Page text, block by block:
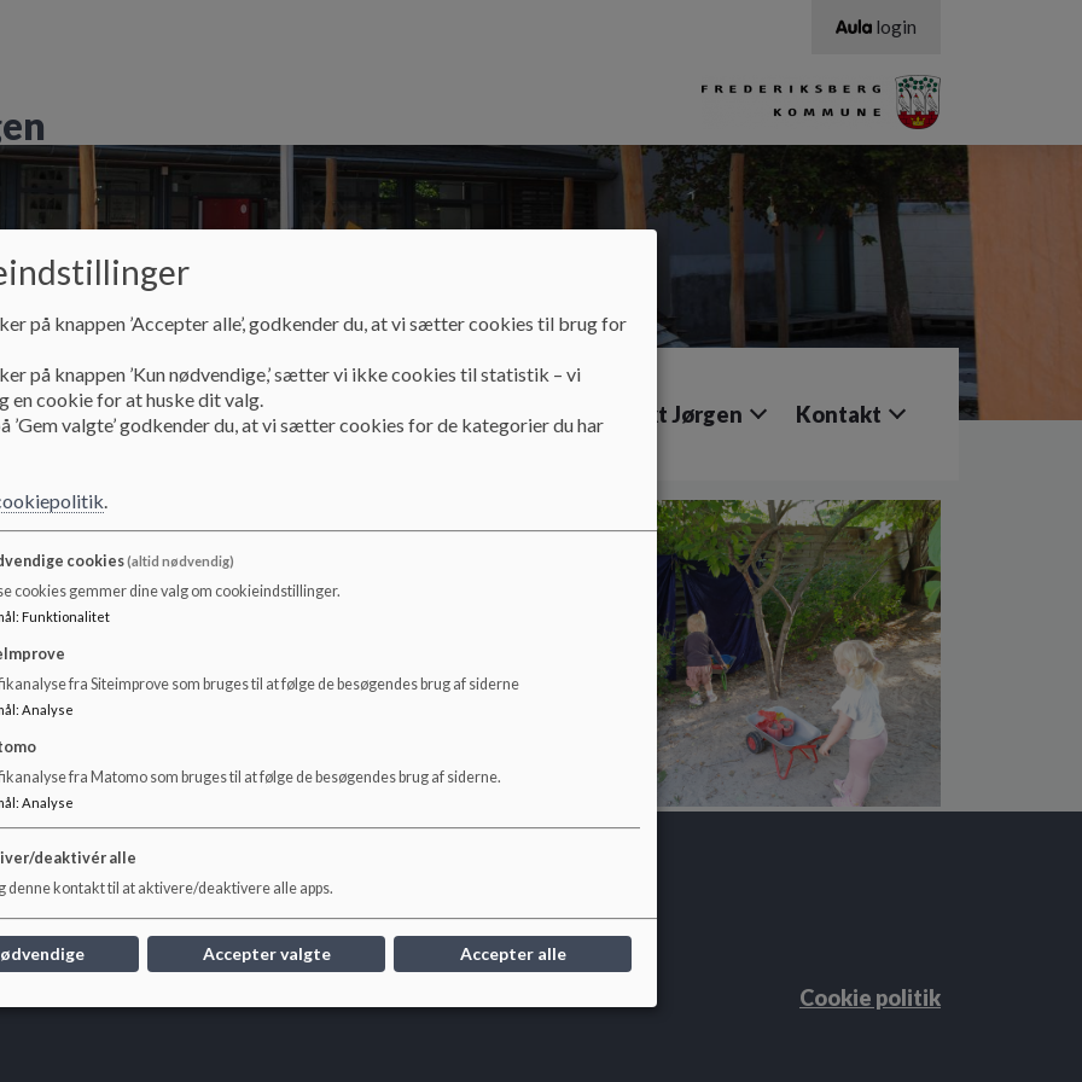
login
Til nye forældre Åbningstider og lukkedage Job i Sankt Jørgen Kontakt
institution i Frederiksberg Kommune. Børnehuset er
de to af husene er bygget sammen med ”hængebroen”.
Cookie politik
på knappen ’Accepter alle’, godkender du, at vi sætter cookies til brug for
på knappen ’Kun nødvendige,’ sætter vi ikke cookies til statistik – vi
en cookie for at huske dit valg.
’Gem valgte’ godkender du, at vi sætter cookies for de kategorier du har
.
cookies(altid nødvendig)
cookies gemmer dine valg om cookieindstillinger.
: Funktionalitet
fra Siteimprove som bruges til at følge de besøgendes brug af siderne
: Analyse
fra Matomo som bruges til at følge de besøgendes brug af siderne.
: Analyse
deaktivér alle
denne kontakt til at aktivere/deaktivere alle apps.
Accepter valgte Accepter alle